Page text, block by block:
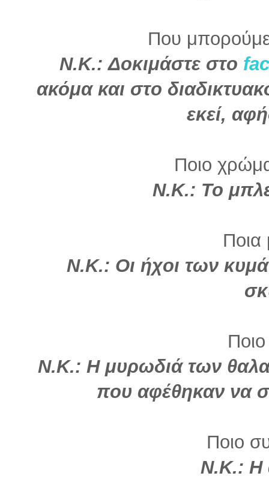
Που
Ν.Κ.: Δοκιμάστε στο
ακόμα και στο
εκεί,
Ποιο χρώμα
Ν.Κ.: Το
Ποια
Ν.Κ.: Οι ήχοι των
Ν.Κ.: Η μυρωδιά των
που αφέθηκαν να
Ποιο
Ν.Κ.: Η